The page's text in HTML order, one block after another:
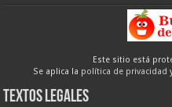
Este sitio está
Se aplica la política de privacidad
Textos legales